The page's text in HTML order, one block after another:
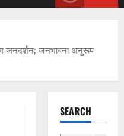
जनदर्शन; जनभावना अनुरूप
SEARCH